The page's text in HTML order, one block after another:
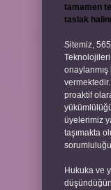
tamamen
taslak
Sitemiz,
onaylanmış
proaktif
üyelerimiz
taşımakta
Hukuka ve